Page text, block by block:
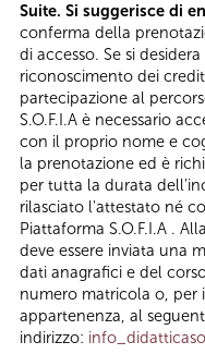
Suite. Si suggerisce di
conferma della
di accesso. Se si
riconoscimento dei
partecipazione al
S.O.F.I.A è necessario
con il proprio nome e
la prenotazione ed è
per tutta la durata
rilasciato l'attestato né
Piattaforma S.O.F.I.A .
deve essere inviata una
dati anagrafici e del
numero matricola o,
appartenenza, al
indirizzo: